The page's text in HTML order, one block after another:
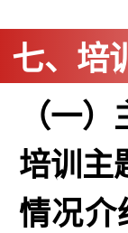
七、培
（一
培训主
情况介